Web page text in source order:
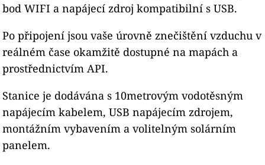
bod WIFI a napájecí zdroj kompatibilní s USB.
Po připojení jsou vaše úrovně znečištění vzduchu v
reálném čase okamžitě dostupné na mapách a
prostřednictvím API.
Stanice je dodávána s 10metrovým vodotěsným
napájecím kabelem, USB napájecím zdrojem,
montážním vybavením a volitelným solárním
panelem.